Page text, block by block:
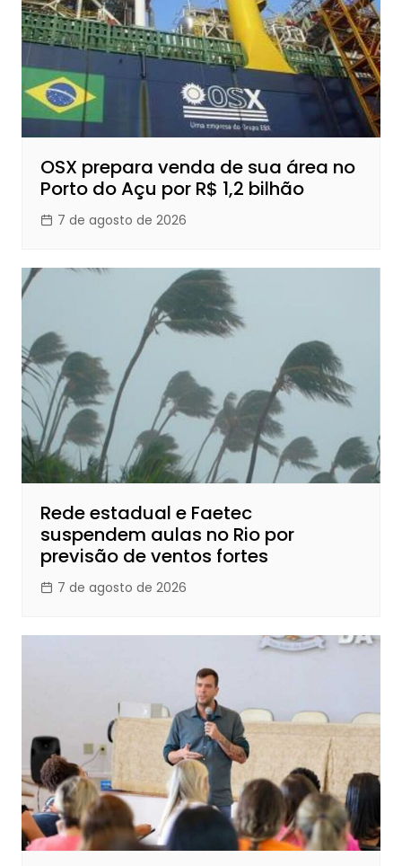
OSX prepara venda de sua área no
Porto do Açu por R$ 1,2 bilhão
7 de agosto de 2026
Rede estadual e Faetec
suspendem aulas no Rio por
previsão de ventos fortes
7 de agosto de 2026